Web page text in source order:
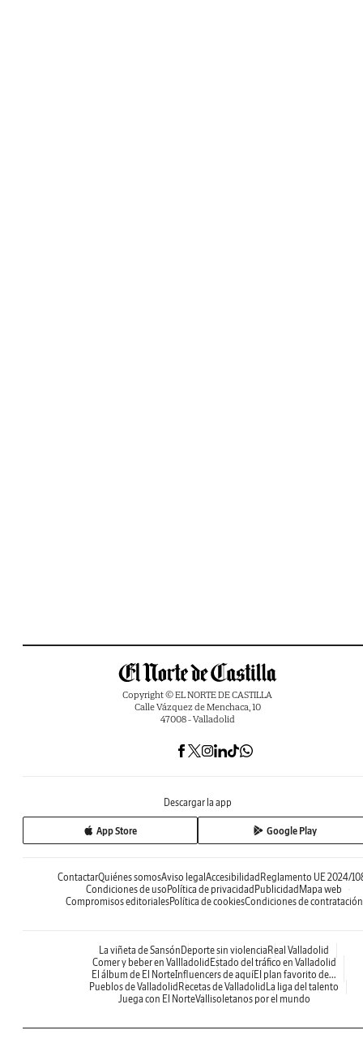
Copyright © EL NORTE DE CASTILLA
Calle Vázquez de Menchaca, 10
47008 - Valladolid
Descargar la app
App Store Google Play
ContactarQuiénes somosAviso legal Accesibilidad Reglamento UE 2024/
Condiciones de uso Política de privacidad Publicidad Mapa web
Compromisos editorialesPolítica de cookiesCondiciones de contratación
La viñeta de Sansón Deporte sin violencia Real Valladolid
Comer y beber en Vallladolid Estado del tráfico en Valladolid
El álbum de El NorteInfluencers de aquíEl plan favorito de...
Pueblos de Valladolid Recetas de Valladolid La liga del talento
Juega con El NorteVallisoletanos por el mundo